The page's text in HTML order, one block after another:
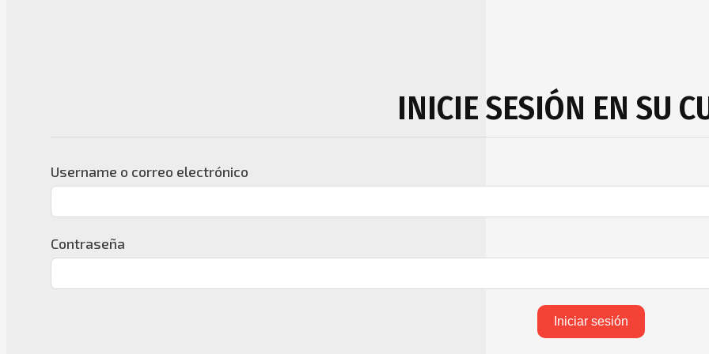
INICIE SESIÓN EN SU
Username o correo electrónico
Contraseña
Iniciar sesión